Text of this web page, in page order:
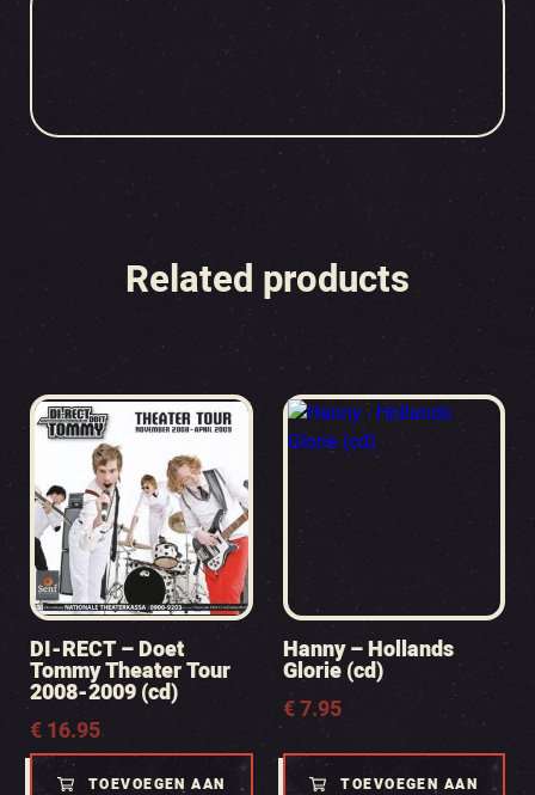
Related products
DI-RECT – Doet
Tommy Theater Tour
2008-2009 (cd)
€16.95
TOEVOEGEN AAN
Hanny – Hollands
Glorie (cd)
€7.95
TOEVOEGEN AAN